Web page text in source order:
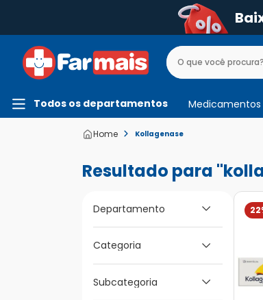
Todos os departamentos Medicamentos
Kollagenase
Departamento
Medicamentos e
Saúde
Categoria
Primeiros Socorros
Subcategoria